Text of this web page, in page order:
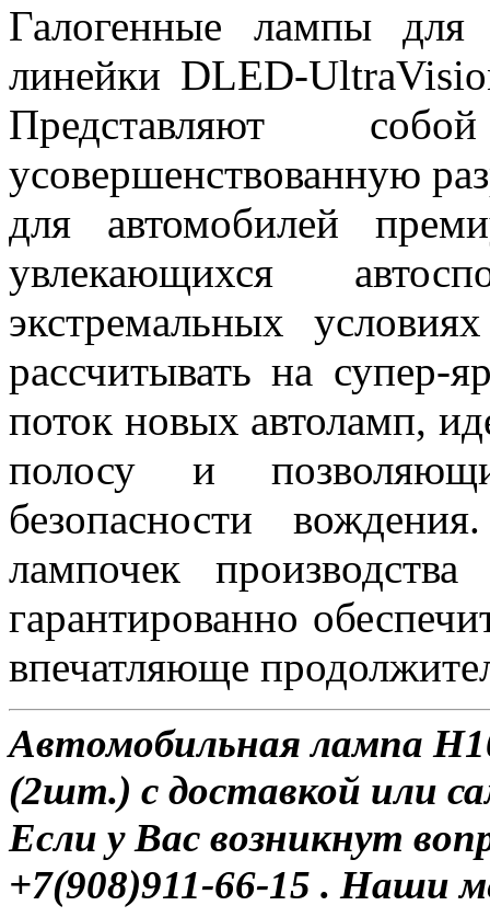
Галогенные лампы для
линейки DLED-
Представляют
усовершенствованную
для автомобилей
увлекающихся
экстремальных
рассчитывать на супер-
поток новых автоламп,
полосу и
безопасности
лампочек
гарантированно
впечатляюще
Автомобильная лампа
(2шт.) с доставкой или
Если у Вас возникнут
+7(908)911-66-15 . Наши